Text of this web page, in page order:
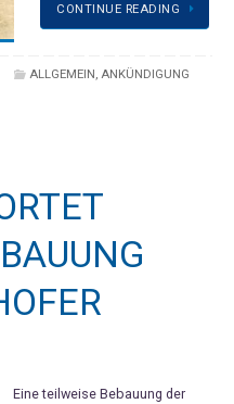
CONTINUE READING
ALLGEMEIN ANKÜNDIGUNG
Eine teilweise Bebauung der